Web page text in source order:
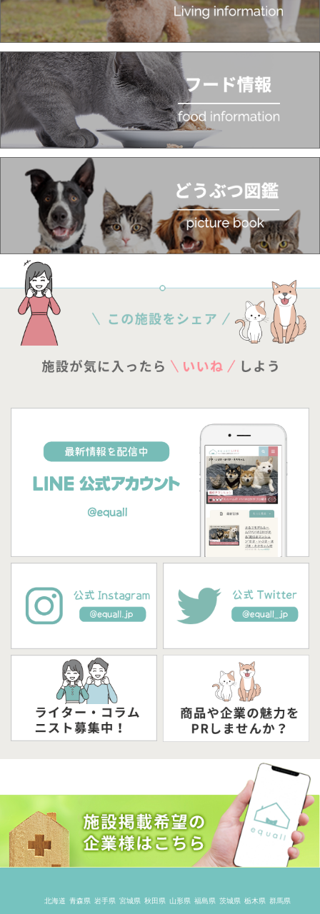
北海道 青森県 岩手県 宮城県 秋田県 山形県 福島県 茨城県 栃木県 群馬県